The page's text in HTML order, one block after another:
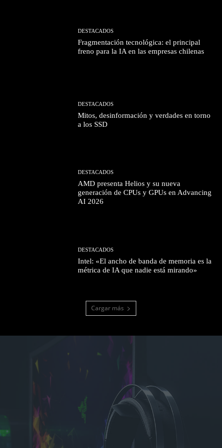
DESTACADOS
Fragmentación tecnológica: el principal
freno para la IA en las empresas chilenas
DESTACADOS
Mitos, desinformación y verdades en torno
a los SSD
DESTACADOS
AMD presenta Helios y su nueva
generación de CPUs y GPUs en Advancing
AI 2026
DESTACADOS
Intel: «El ancho de banda de memoria es la
métrica de IA que nadie está mirando»
Cargar más